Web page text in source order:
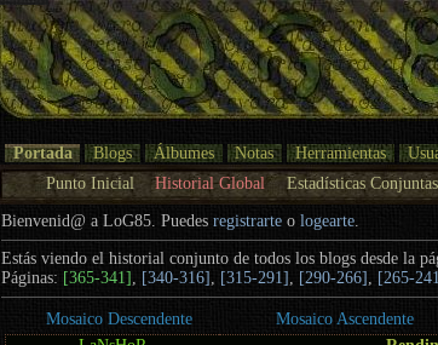
Portada Blogs Álbumes Notas Herramientas
Punto Inicial
Historial Global Estadísticas Conjuntas
Bienvenid@ a LoG85. Puedesregistrarte ologearte.
Estás viendo el historial conjunto de todos los blogs desde la
Páginas: [365-341] [340-316] [315-291] [290-266] [265-
Mosaico Descendente Mosaico Ascendente